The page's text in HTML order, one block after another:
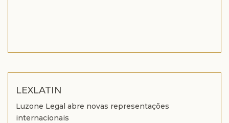
LEXLATIN
Luzone Legal abre novas representações
internacionais